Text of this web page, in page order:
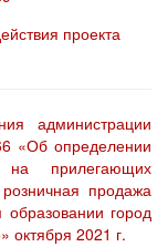
проекта
администрации
«Об определении
прилегающих
продажа
город
октября 2021 г.